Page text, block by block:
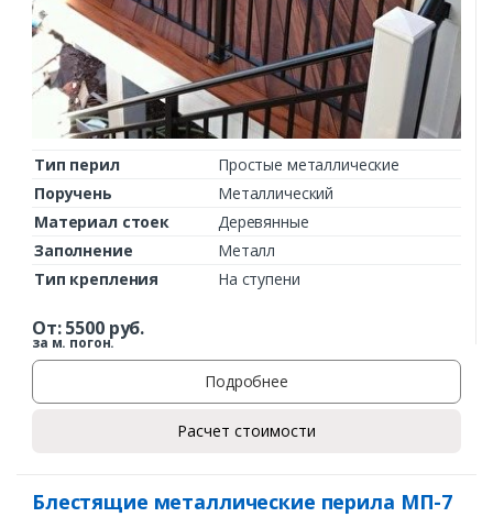
Тип перил
Простые металлические
Поручень
Металлический
Материал стоек
Деревянные
Заполнение
Металл
Тип крепления
На ступени
От:5500руб.
за м. погон.
Подробнее
Расчет стоимости
Блестящие металлические перила МП-7